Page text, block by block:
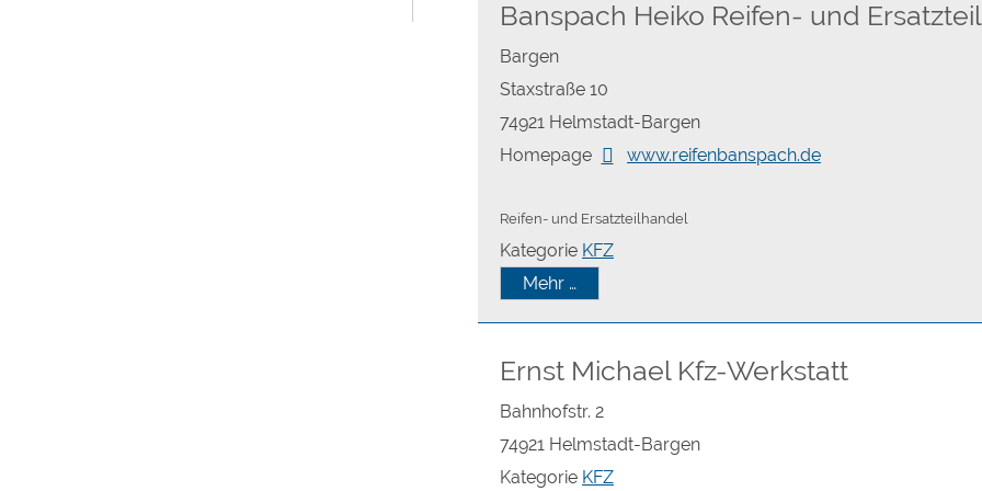
Banspach Heiko Reifen- und
Bargen
Staxstraße 10
74921 Helmstadt-Bargen
Homepage
www.reifenbanspach.de
Reifen- und Ersatzteilhandel
Kategorie KFZ
Mehr …
Ernst Michael Kfz-Werkstatt
Bahnhofstr. 2
74921 Helmstadt-Bargen
Kategorie KFZ